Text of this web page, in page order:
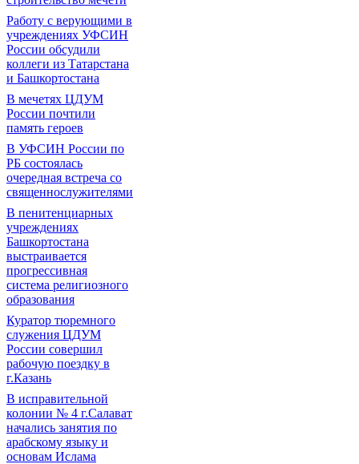
Работу с верующими в
учреждениях УФСИН
России обсудили
коллеги из Татарстана
и Башкортостана
В мечетях ЦДУМ
России почтили
память героев
В УФСИН России по
РБ состоялась
очередная встреча со
священнослужителями
В пенитенциарных
учреждениях
Башкортостана
выстраивается
прогрессивная
система религиозного
образования
Куратор тюремного
служения ЦДУМ
России совершил
рабочую поездку в
г.Казань
В исправительной
колонии № 4 г.Салават
начались занятия по
арабскому языку и
основам Ислама